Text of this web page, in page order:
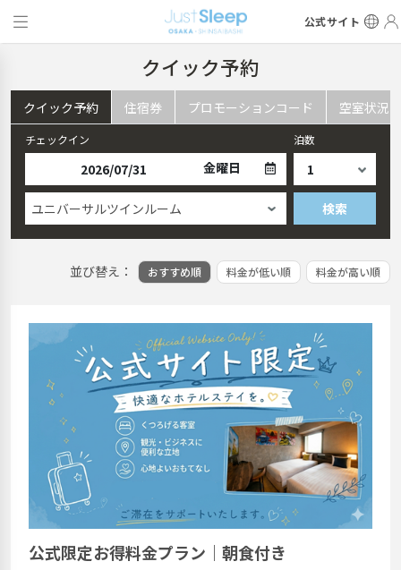
公式サイト
クイック予約
クイック予約 住宿券 プロモーションコード 空室状況
チェックイン
金曜日
泊数
ユニバーサルツインルーム 検索
並び替え： おすすめ順 料金が低い順 料金が高い順
公式限定お得料金プラン｜朝食付き